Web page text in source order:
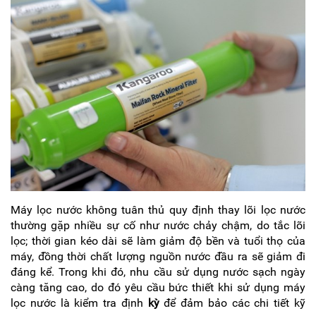
TƯ
VẤN
HƯỚNG
DẪN
CHƯƠNG
TRÌNH
KANGAROO
CHƯƠNG
TRÌNH
DỊCH
VỤ
KINH
NGHIỆM
GIỚI
THIỆU
Máy lọc nước không tuân thủ quy định thay lõi lọc nước
thường gặp nhiều sự cố như nước chảy chậm, do tắc lõi
lọc; thời gian kéo dài sẽ làm giảm độ bền và tuổi thọ của
máy, đồng thời chất lượng nguồn nước đầu ra sẽ giảm đi
đáng kể. Trong khi đó, nhu cầu sử dụng nước sạch ngày
càng tăng cao, do đó yêu cầu bức thiết khi sử dụng máy
lọc nước là kiểm tra định kỳđể đảm bảo các chi tiết kỹ